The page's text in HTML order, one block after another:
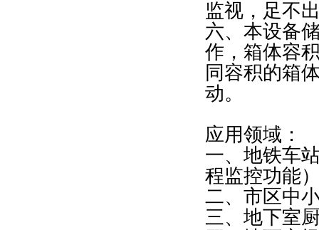
监视，足不
六、本设备
作，箱体容
同容积的箱
动。
应用领域：
一、地铁车
程监控功能
二、市区中
三、地下室